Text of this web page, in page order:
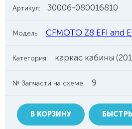
Артикул: 30006-080016810
Модель: CFMOTO Z8 EFI and
Категория: каркас кабины
№ Запчасти на схеме: 9
В КОРЗИНУ